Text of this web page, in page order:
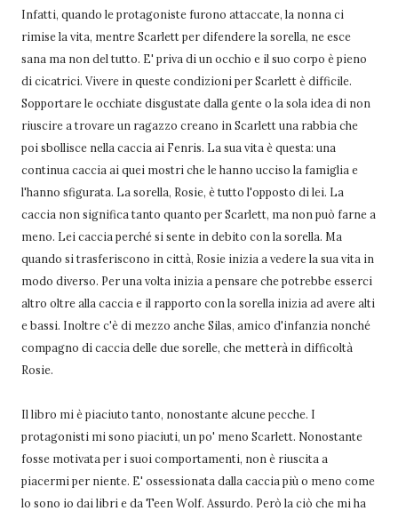
Infatti, quando le protagoniste furono attaccate, la nonna ci
rimise la vita, mentre Scarlett per difendere la sorella, ne esce
sana ma non del tutto. E' priva di un occhio e il suo corpo è pieno
di cicatrici. Vivere in queste condizioni per Scarlett è difficile.
Sopportare le occhiate disgustate dalla gente o la sola idea di non
riuscire a trovare un ragazzo creano in Scarlett una rabbia che
poi sbollisce nella caccia ai Fenris. La sua vita è questa: una
continua caccia ai quei mostri che le hanno ucciso la famiglia e
l'hanno sfigurata. La sorella, Rosie, è tutto l'opposto di lei. La
caccia non significa tanto quanto per Scarlett, ma non può farne a
meno. Lei caccia perché si sente in debito con la sorella. Ma
quando si trasferiscono in città, Rosie inizia a vedere la sua vita in
modo diverso. Per una volta inizia a pensare che potrebbe esserci
altro oltre alla caccia e il rapporto con la sorella inizia ad avere alti
e bassi. Inoltre c'è di mezzo anche Silas, amico d'infanzia nonché
compagno di caccia delle due sorelle, che metterà in difficoltà
Rosie.
Il libro mi è piaciuto tanto, nonostante alcune pecche. I
protagonisti mi sono piaciuti, un po' meno Scarlett. Nonostante
fosse motivata per i suoi comportamenti, non è riuscita a
piacermi per niente. E' ossessionata dalla caccia più o meno come
lo sono io dai libri e da Teen Wolf. Assurdo. Però la ciò che mi ha